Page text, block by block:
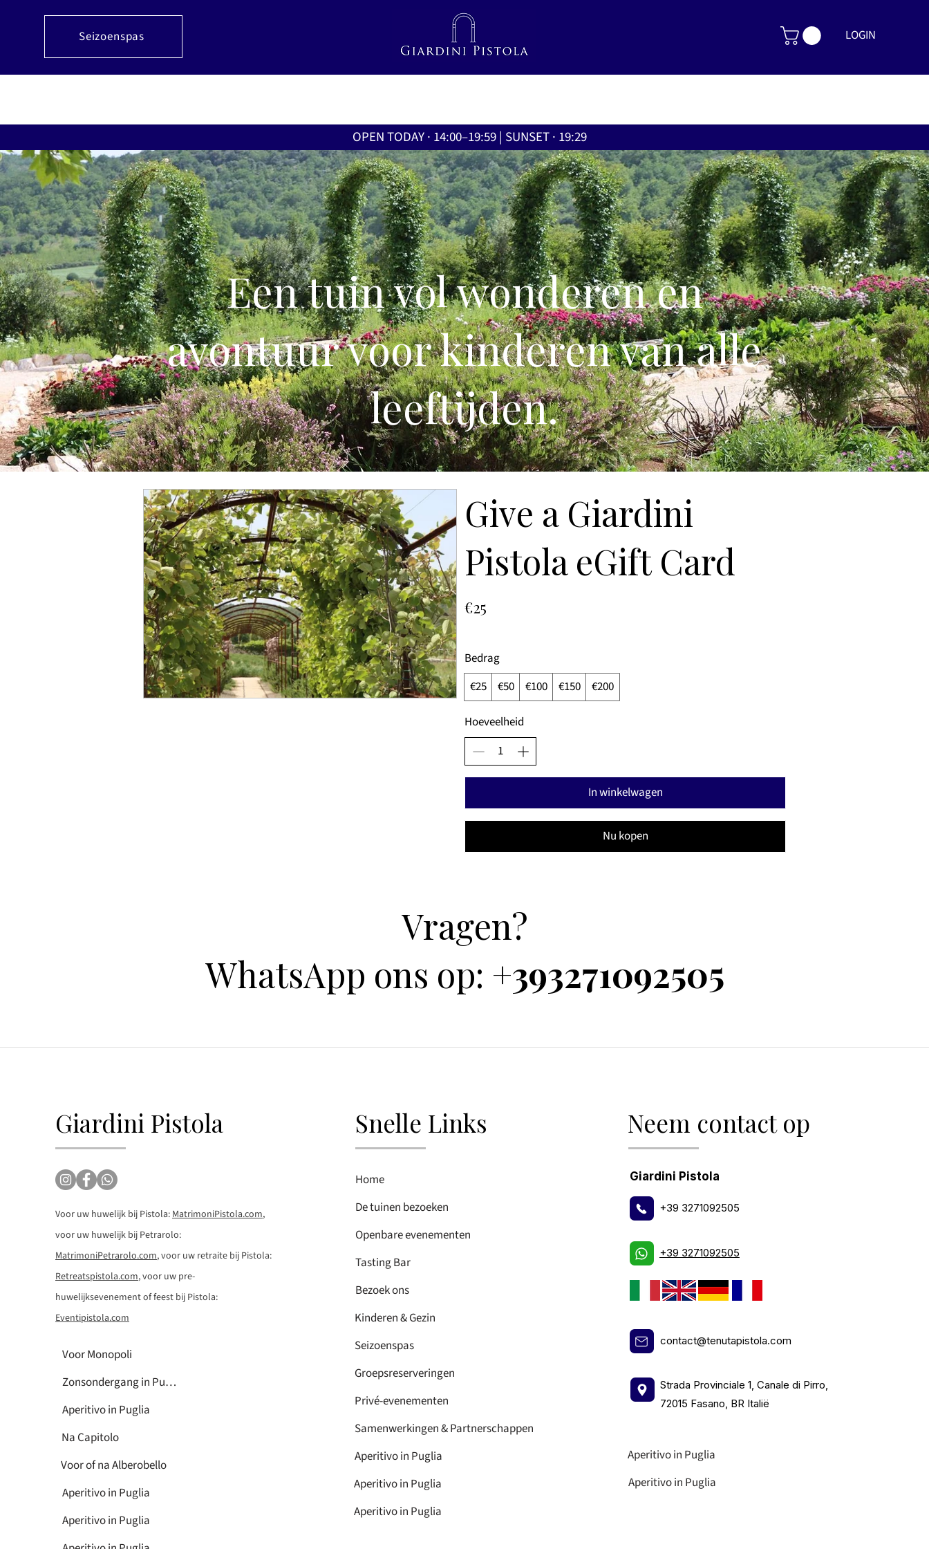
Seizoenspas LOGIN
OPEN TODAY · 14:00–19:59 | SUNSET · 19:29
Een tuin vol wonderen en
avontuur voor kinderen van alle
leeftijden.
Give a Giardini
Pistola eGift Card
€25
Bedrag
€25
€50 €100 €150 €200
Hoeveelheid
In winkelwagen
Nu kopen
​​Vragen?
WhatsApp ons op: +393271092505
Giardini Pistola
Voor uw huwelijk bij Pistola:MatrimoniPistola.com,
voor uw huwelijk bij Petrarolo:
MatrimoniPetrarolo.com, voor uw retraite bij Pistola:
Retreatspistola.com, voor uw pre-
huwelijksevenement of feest bij Pistola:
Eventipistola.com
Voor Monopoli
Zonsondergang in Puglia
Aperitivo in Puglia
Na Capitolo
Voor of na Alberobello
Aperitivo in Puglia
Aperitivo in Puglia
Snelle Links
Home
De tuinen bezoeken
Openbare evenementen
Tasting Bar
Bezoek ons
Kinderen & Gezin
Seizoenspas
Groepsreserveringen
Privé-evenementen
Samenwerkingen & Partnerschappen
Aperitivo in Puglia
Aperitivo in Puglia
Aperitivo in Puglia
Neem contact op
Giardini Pistola
+39 3271092505
+39 3271092505
contact@tenutapistola.com
Strada Provinciale 1, Canale di Pirro,
72015 Fasano, BR Italië
Aperitivo in Puglia
Aperitivo in Puglia